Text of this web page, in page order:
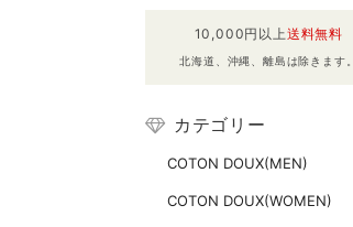
10,000円以上送料無料
北海道、沖縄、離島は除きます。
カテゴリー
COTON DOUX(MEN)
COTON DOUX(WOMEN)